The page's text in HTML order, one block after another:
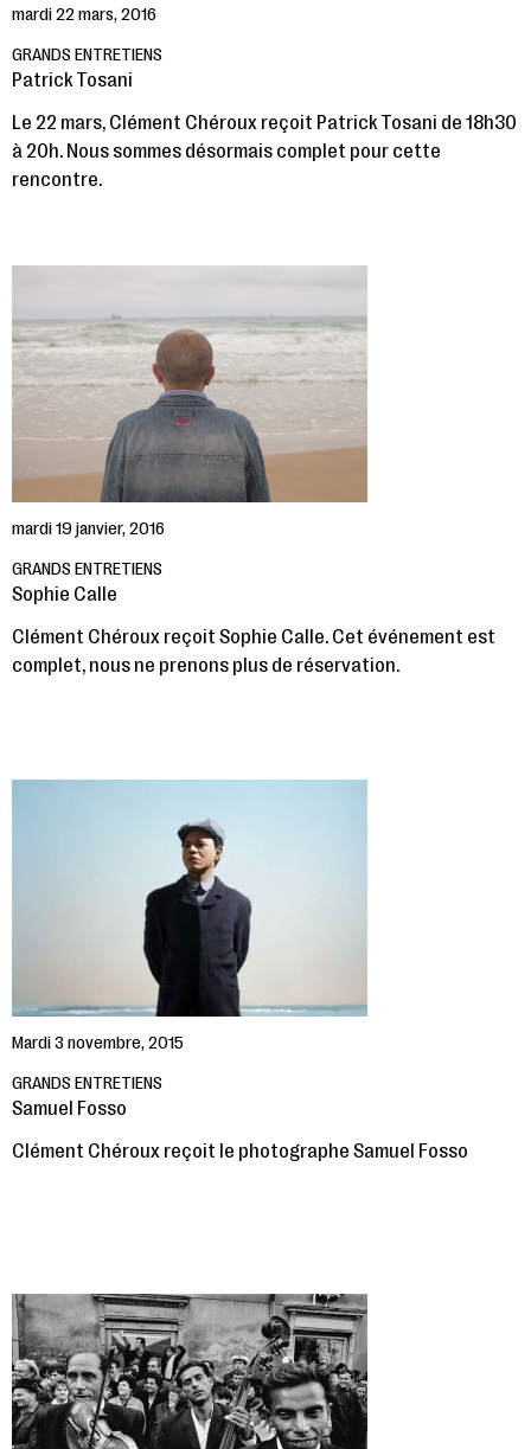
mardi 22 mars, 2016
GRANDS ENTRETIENS
Patrick Tosani
Le 22 mars, Clément Chéroux reçoit Patrick Tosani de 18h30
à 20h. Nous sommes désormais complet pour cette
rencontre.
mardi 19 janvier, 2016
GRANDS ENTRETIENS
Sophie Calle
Clément Chéroux reçoit Sophie Calle. Cet événement est
complet, nous ne prenons plus de réservation.
Mardi 3 novembre, 2015
GRANDS ENTRETIENS
Samuel Fosso
Clément Chéroux reçoit le photographe Samuel Fosso